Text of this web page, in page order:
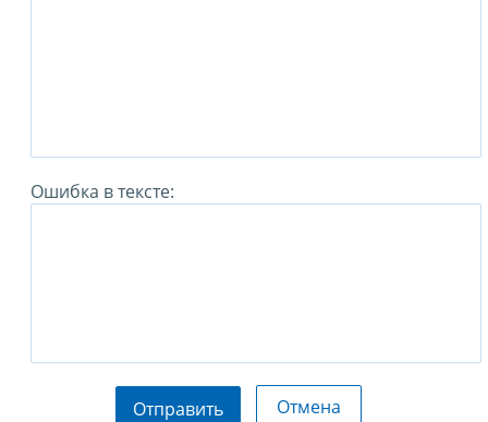
Ошибка в тексте:
Отправить Отмена